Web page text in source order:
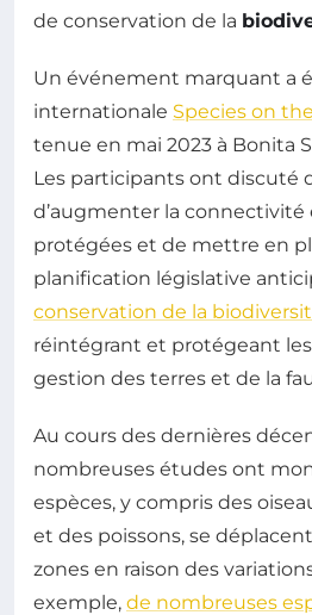
de conservation de la
Un événement marquant a
internationale Species on
tenue en mai 2023 à Bonita
Les participants ont discuté
d’augmenter la connectivité
protégées et de mettre en
planification législative
conservation de la
réintégrant et protégeant
gestion des terres et de la
Au cours des dernières
nombreuses études ont
espèces, y compris des
et des poissons, se
zones en raison des
exemple, de nombreuses